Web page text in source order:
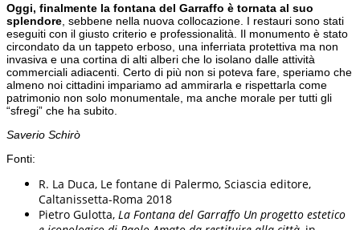
Oggi, finalmente la fontana del Garraffo è tornata al suo
splendore , sebbene nella nuova collocazione. I restauri sono stati
eseguiti con il giusto criterio e professionalità. Il monumento è stato
circondato da un tappeto erboso, una inferriata protettiva ma non
invasiva e una cortina di alti alberi che lo isolano dalle attività
commerciali adiacenti. Certo di più non si poteva fare, speriamo che
almeno noi cittadini impariamo ad ammirarla e rispettarla come
patrimonio non solo monumentale, ma anche morale per tutti gli
“sfregi” che ha subito.
Saverio Schirò
Fonti:
R. La Duca, Le fontane di Palermo, Sciascia editore,
Caltanissetta-Roma 2018
Pietro Gulotta, La Fontana del Garraffo Un progetto estetico